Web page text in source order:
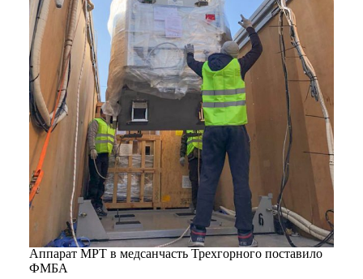
Аппарат МРТ в медсанчасть Трехгорного поставило
ФМБА